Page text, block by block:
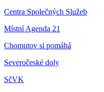
Centra Společných Služeb
Místní Agenda 21
Chomutov si pomáhá
Severočeské doly
SčVK